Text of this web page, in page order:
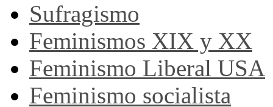
Sufragismo
Feminismos XIX y XX
Feminismo Liberal USA
Feminismo socialista